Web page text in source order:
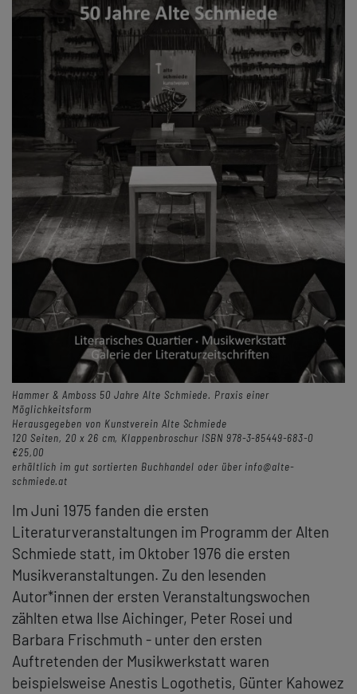
Hammer & Amboss 50 Jahre Alte Schmiede. Praxis einer
Möglichkeitsform
Herausgegeben von Kunstverein Alte Schmiede
120 Seiten, 20 x 26 cm, Klappenbroschur ISBN 978-3-85449-683-0
€25,00
erhältlich im gut sortierten Buchhandel oder über info@alte-
schmiede.at
Im Juni 1975 fanden die ersten
Literaturveranstaltungen im Programm der Alten
Schmiede statt, im Oktober 1976 die ersten
Musikveranstaltungen. Zu den lesenden
Autor*innen der ersten Veranstaltungswochen
zählten etwa Ilse Aichinger, Peter Rosei und
Barbara Frischmuth - unter den ersten
Auftretenden der Musikwerkstatt waren
beispielsweise Anestis Logothetis, Günter Kahowez